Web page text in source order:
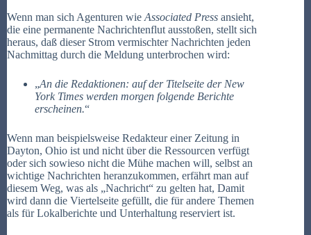
Wenn man sich Agenturen wie Associated Press ansieht,
die eine permanente Nachrichtenflut ausstoßen, stellt sich
heraus, daß dieser Strom vermischter Nachrichten jeden
Nachmittag durch die Meldung unterbrochen wird:
„An die Redaktionen: auf der Titelseite der New
York Times werden morgen folgende Berichte
erscheinen.“
Wenn man beispielsweise Redakteur einer Zeitung in
Dayton, Ohio ist und nicht über die Ressourcen verfügt
oder sich sowieso nicht die Mühe machen will, selbst an
wichtige Nachrichten heranzukommen, erfährt man auf
diesem Weg, was als „Nachricht“ zu gelten hat, Damit
wird dann die Viertelseite gefüllt, die für andere Themen
als für Lokalberichte und Unterhaltung reserviert ist.